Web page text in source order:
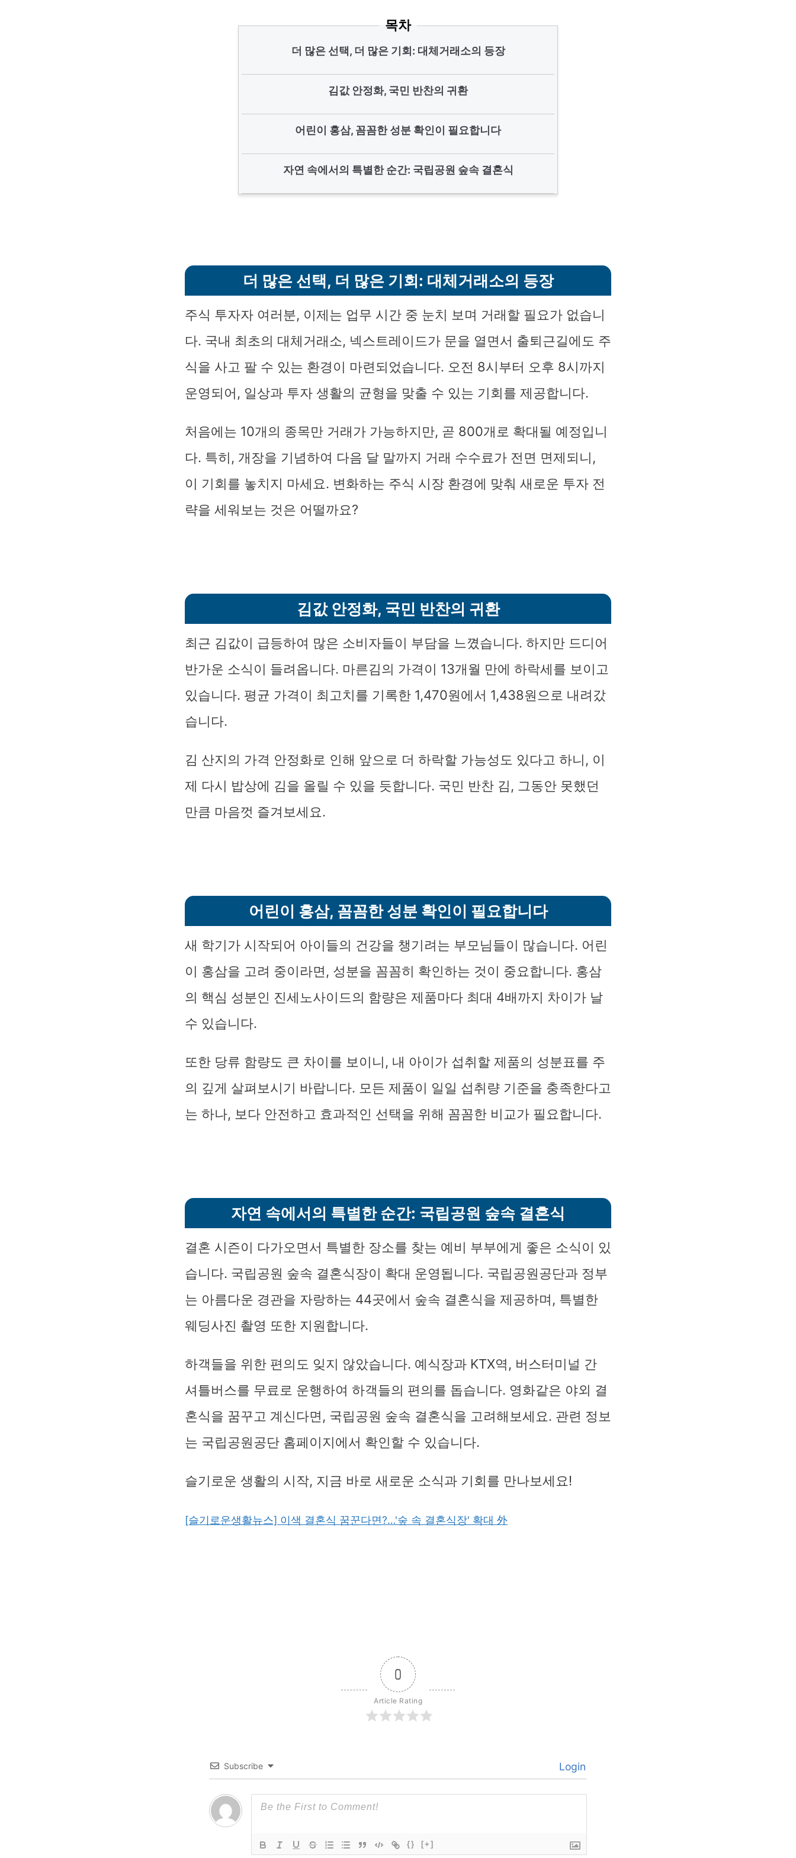
목차
더 많은 선택, 더 많은 기회: 대체거래소의 등장
김값 안정화, 국민 반찬의 귀환
어린이 홍삼, 꼼꼼한 성분 확인이 필요합니다
자연 속에서의 특별한 순간: 국립공원 숲속 결혼식
더 많은 선택, 더 많은 기회: 대체거래소의 등장
주식 투자자 여러분, 이제는 업무 시간 중 눈치 보며 거래할 필요가 없습니
다. 국내 최초의 대체거래소, 넥스트레이드가 문을 열면서 출퇴근길에도 주
식을 사고 팔 수 있는 환경이 마련되었습니다. 오전 8시부터 오후 8시까지
운영되어, 일상과 투자 생활의 균형을 맞출 수 있는 기회를 제공합니다.
처음에는 10개의 종목만 거래가 가능하지만, 곧 800개로 확대될 예정입니
다. 특히, 개장을 기념하여 다음 달 말까지 거래 수수료가 전면 면제되니,
이 기회를 놓치지 마세요. 변화하는 주식 시장 환경에 맞춰 새로운 투자 전
략을 세워보는 것은 어떨까요?
김값 안정화, 국민 반찬의 귀환
최근 김값이 급등하여 많은 소비자들이 부담을 느꼈습니다. 하지만 드디어
반가운 소식이 들려옵니다. 마른김의 가격이 13개월 만에 하락세를 보이고
있습니다. 평균 가격이 최고치를 기록한 1,470원에서 1,438원으로 내려갔
습니다.
김 산지의 가격 안정화로 인해 앞으로 더 하락할 가능성도 있다고 하니, 이
제 다시 밥상에 김을 올릴 수 있을 듯합니다. 국민 반찬 김, 그동안 못했던
만큼 마음껏 즐겨보세요.
어린이 홍삼, 꼼꼼한 성분 확인이 필요합니다
새 학기가 시작되어 아이들의 건강을 챙기려는 부모님들이 많습니다. 어린
이 홍삼을 고려 중이라면, 성분을 꼼꼼히 확인하는 것이 중요합니다. 홍삼
의 핵심 성분인 진세노사이드의 함량은 제품마다 최대 4배까지 차이가 날
수 있습니다.
또한 당류 함량도 큰 차이를 보이니, 내 아이가 섭취할 제품의 성분표를 주
의 깊게 살펴보시기 바랍니다. 모든 제품이 일일 섭취량 기준을 충족한다고
는 하나, 보다 안전하고 효과적인 선택을 위해 꼼꼼한 비교가 필요합니다.
자연 속에서의 특별한 순간: 국립공원 숲속 결혼식
결혼 시즌이 다가오면서 특별한 장소를 찾는 예비 부부에게 좋은 소식이 있
습니다. 국립공원 숲속 결혼식장이 확대 운영됩니다. 국립공원공단과 정부
는 아름다운 경관을 자랑하는 44곳에서 숲속 결혼식을 제공하며, 특별한
웨딩사진 촬영 또한 지원합니다.
하객들을 위한 편의도 잊지 않았습니다. 예식장과 KTX역, 버스터미널 간
셔틀버스를 무료로 운행하여 하객들의 편의를 돕습니다. 영화같은 야외 결
혼식을 꿈꾸고 계신다면, 국립공원 숲속 결혼식을 고려해보세요. 관련 정보
는 국립공원공단 홈페이지에서 확인할 수 있습니다.
슬기로운 생활의 시작, 지금 바로 새로운 소식과 기회를 만나보세요!
[슬기로운생활뉴스] 이색 결혼식 꿈꾼다면?…'숲 속 결혼식장' 확대 外
0
Article Rating
Subscribe Login
{} [+]